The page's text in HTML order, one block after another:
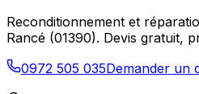
Reconditionnement et
Rancé (01390). Devis gratuit,
0972 505 035Demander un